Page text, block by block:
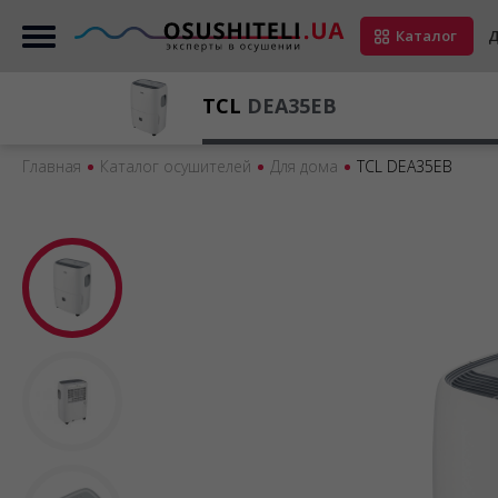
Каталог
Главная Каталог осушителей Для дома TCL DEA35EB
TCL DEA35EB